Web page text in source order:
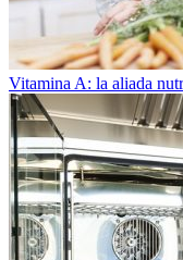
Vitamina A: la aliada